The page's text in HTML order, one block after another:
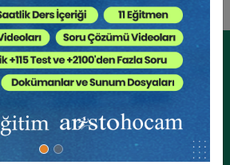
Enstitüsü
Üyelikler İçin
Teklif Alın